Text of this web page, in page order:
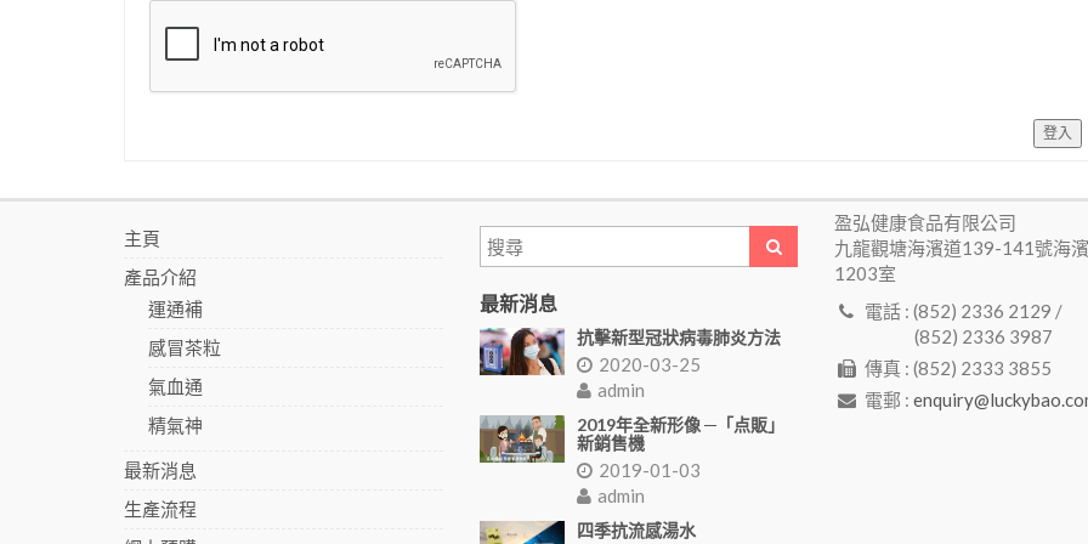
登入
主頁
產品介紹
運通補
感冒茶粒
氣血通
精氣神
最新消息
生產流程
最新消息
抗擊新型冠狀病毒肺炎方法
2020-03-25
admin
2019年全新形像 ─「点販」
新銷售機
2019-01-03
admin
四季抗流感湯水
盈弘健康食品有限公司
九龍觀塘海濱道139-141號海
1203室
電話 : (852) 2336 2129 /
(852) 2336 3987
傳真 : (852) 2333 3855
電郵 :